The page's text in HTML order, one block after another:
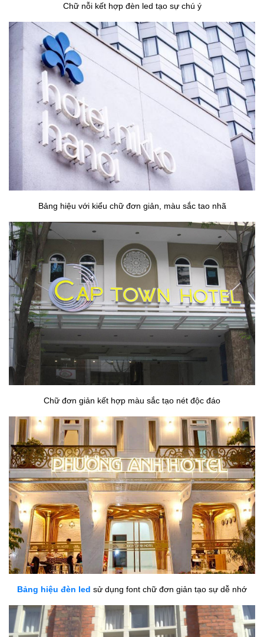
Chữ nỗi kết hợp đèn led tạo sự chú ý
Bảng hiệu với kiểu chữ đơn giản, màu sắc tao nhã
Chữ đơn giản kết hợp màu sắc tạo nét độc đáo
Bảng hiệu đèn led sử dụng font chữ đơn giản tạo sự dễ nhớ